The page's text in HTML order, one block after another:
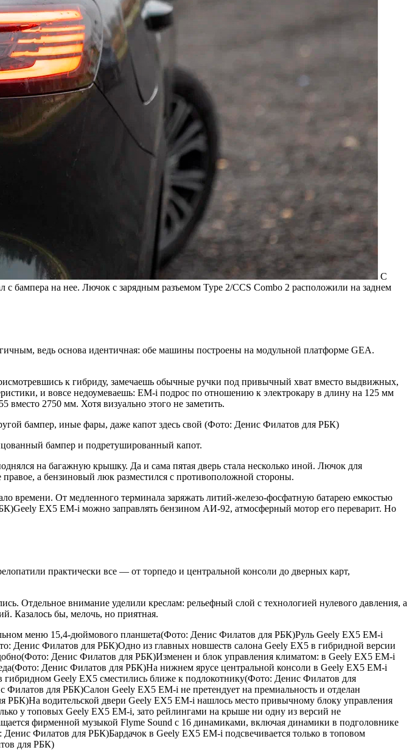
С
бампера на нее. Лючок с зарядным разъемом Type 2/CCS Combo 2 расположили на заднем
ведь основа идентичная: обе машины построены на модульной платформе GEA.
к гибриду, замечаешь обычные ручки под привычный хват вместо выдвижных,
и вовсе недоумеваешь: EM-i подрос по отношению к электрокару в длину на 125 мм
2750 мм. Хотя визуально этого не заметить.
бампер, иные фары, даже капот здесь свой (Фото: Денис Филатов для РБК)
бампер и подретушированный капот.
на багажную крышку. Да и сама пятая дверь стала несколько иной. Лючок для
а бензиновый люк разместился с противоположной стороны.
времени. От медленного терминала заряжать литий-железо-фосфатную батарею емкостью
EX5 EM-i можно заправлять бензином АИ-92, атмосферный мотор его переварит. Но
практически все — от торпедо и центральной консоли до дверных карт,
Отдельное внимание уделили креслам: рельефный слой с технологией нулевого давления, а
Казалось бы, мелочь, но приятная.
меню 15,4-дюймового планшета(Фото: Денис Филатов для РБК)Руль Geely EX5 EM-i
Денис Филатов для РБК)Одно из главных новшеств салона Geely EX5 в гибридной версии
Денис Филатов для РБК)Изменен и блок управления климатом: в Geely EX5 EM-i
Денис Филатов для РБК)На нижнем ярусе центральной консоли в Geely EX5 EM-i
Geely EX5 сместились ближе к подлокотнику(Фото: Денис Филатов для
для РБК)Салон Geely EX5 EM-i не претендует на премиальность и отделан
водительской двери Geely EX5 EM-i нашлось место привычному блоку управления
у топовых Geely EX5 EM-i, зато рейлингами на крыше ни одну из версий не
фирменной музыкой Flyme Sound с 16 динамиками, включая динамики в подголовнике
Филатов для РБК)Бардачок в Geely EX5 EM-i подсвечивается только в топовом
для РБК)